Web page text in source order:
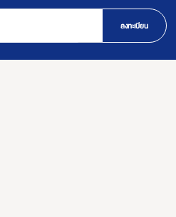
ลงทะเบียน